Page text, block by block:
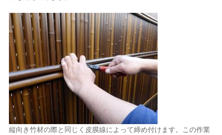
縦向き竹材の際と同じく皮膜線によって締め付けます。この作業